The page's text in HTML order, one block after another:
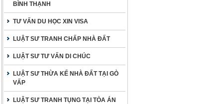
BÌNH THẠNH
TƯ VẤN DU HỌC XIN VISA
LUẬT SƯ TRANH CHẤP NHÀ ĐẤT
LUẬT SƯ TƯ VẤN DI CHÚC
LUẬT SƯ THỪA KẾ NHÀ ĐẤT TẠI GÒ
VẤP
LUẬT SƯ TRANH TỤNG TẠI TÒA ÁN